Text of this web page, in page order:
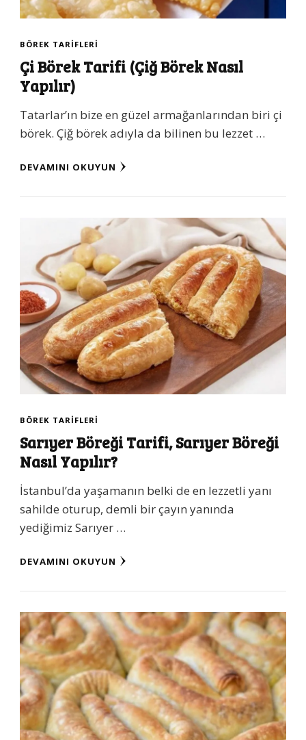
BÖREK TARIFLERI
Çi Börek Tarifi (Çiğ Börek Nasıl
Yapılır)
Tatarlar’ın bize en güzel armağanlarından biri çi
börek. Çiğ börek adıyla da bilinen bu lezzet …
DEVAMINI OKUYUN
BÖREK TARIFLERI
Sarıyer Böreği Tarifi, Sarıyer Böreği
Nasıl Yapılır?
İstanbul’da yaşamanın belki de en lezzetli yanı
sahilde oturup, demli bir çayın yanında
yediğimiz Sarıyer …
DEVAMINI OKUYUN